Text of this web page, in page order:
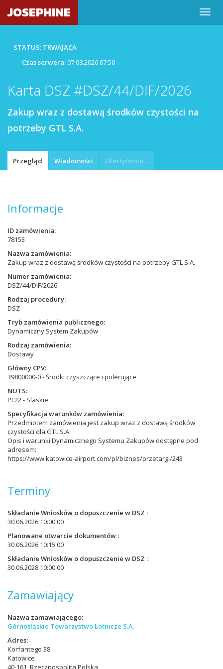
JOSEPHINE
STATUS: TRWAJĄCA
Czas serwera:07.08.2026 07:50
Karta DSZ #DSZ/44/DIF/2026
Zakup wraz z dostawą środków czystości na
potrzeby GTL S.A.
Przegląd Wiadomości Oferty/wnioski
Informacje
ID zamówienia
78153
Nazwa zamówienia
Zakup wraz z dostawą środków czystości na potrzeby GTL S.A.
Numer zamówienia
DSZ/44/DIF/2026
Rodzaj procedury
DSZ
Tryb zamówienia publicznego
Dynamiczny System Zakupów
Rodzaj zamówienia
Dostawy
Główny CPV
39800000-0 - Środki czyszczące i polerujące
NUTS
PL22 - Slaskie
Specyfikacja warunków zamówienia
Przedmiotem zamówienia jest zakup wraz z dostawą środków
czystości dla GTL S.A.
Opis i warunki Dynamicznego Systemu Zakupów dostępne pod
adresem:
https://www.katowice-airport.com/pl/biznes/przetargi/243
Terminy
Składanie Wniosków o dopuszczenie w DSZ
30.06.2026 10:00:00
Planowane otwarcie dokumentów
30.06.2026 10:15:00
Składanie Wniosków o dopuszczenie w DSZ
30.06.2028 10:00:00
Zamawiający
Nazwa zamawiającego
Górnośląskie Towarzystwo Lotnicze S.A.
Adres
Korfantego 38
Katowice
40-161, Rzeczpospolita Polska